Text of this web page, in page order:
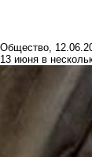
Общество,
13 июня в